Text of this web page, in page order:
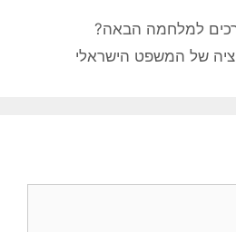
למלחמה הבאה?
של המשפט הישראלי